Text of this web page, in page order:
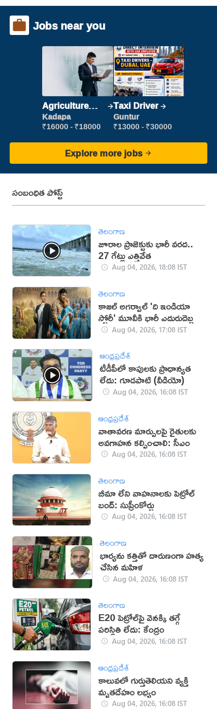
Jobs near you
Agriculture
Labour
Kadapa
₹16000 - ₹18000
Taxi Driver
Guntur
₹13000 - ₹30000
Explore more jobs
సంబంధిత పోస్ట్
తెలంగాణ
జూరాల ప్రాజెక్టుకు భారీ వరద..
27 గేట్లు ఎత్తివేత
Aug 04, 2026, 18:08 IST
తెలంగాణ
కాజల్ అగర్వాల్ 'ది ఇండియా
స్టోరీ' మూవీకి భారీ ఎదురుదెబ్బ
Aug 04, 2026, 17:08 IST
ఆంధ్రప్రదేశ్
టీడీపీలో కాపులకు ప్రాధాన్యత
లేదు: గూడపాటి (వీడియో)
Aug 04, 2026, 16:08 IST
ఆంధ్రప్రదేశ్
వాతావరణ మార్పులపై రైతులకు
అవగాహన కల్పించాలి: సీఎం
Aug 04, 2026, 16:08 IST
తెలంగాణ
బీమా లేని వాహనాలకు పెట్రోల్
బంద్: సుప్రీంకోర్టు
Aug 04, 2026, 16:08 IST
తెలంగాణ
భార్యను కత్తితో దారుణంగా హత్య
చేసిన మహిళ
Aug 04, 2026, 16:08 IST
తెలంగాణ
E20 పెట్రోల్‌పై వెనక్కి తగ్గే
పరిస్థితి లేదు: కేంద్రం
Aug 04, 2026, 16:08 IST
ఆంధ్రప్రదేశ్
కాలువలో గుర్తుతెలియని వ్యక్తి
మృతదేహం లభ్యం
Aug 04, 2026, 16:08 IST